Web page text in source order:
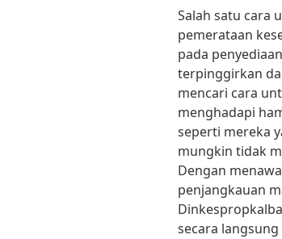
Salah satu cara
pemerataan
pada
terpinggirkan
mencari cara
menghadapi
seperti mereka
mungkin tidak
Dengan
penjangkauan
secara